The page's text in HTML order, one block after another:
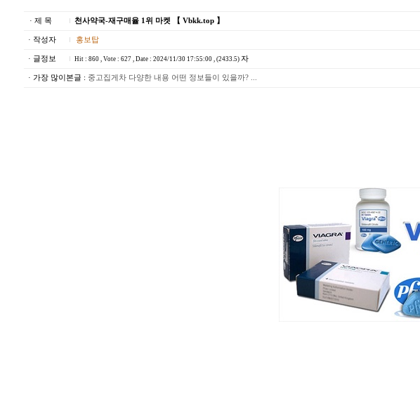
· 제 목
천사약국-재구매율 1위 마켓 【 Vbkk.top 】
· 작성자 홍보탑
· 글정보 Hit : 860 , Vote : 627 , Date : 2024/11/30 17:55:00 , (2433.5) 자
· 가장 많이본글 : 중고집게차 다양한 내용 어떤 정보들이 있을까? ...